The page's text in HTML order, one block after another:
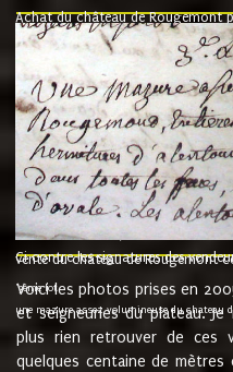
Achat du château de Rougemont
"l'an mil six cent soixante treze
nommé fut présent Messire
vend, purement simplement et
et chavannes conseiller du roy
que le dit seigneur Baron de la
de la Velliere tout ainsi et
présent......"
suivent les rentes, donation des
Ci contre les signatures des
vente du château de Rougemont
"3ème lot
une mazure assez volumineuse du chateau
Voici les photos prises en
et seigneuries du plateau.
plus rien retrouver de ces
quelques centaine de